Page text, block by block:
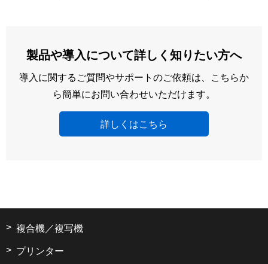
製品や導入について詳しく知りたい方へ
導入に関するご質問やサポートのご依頼は、こちらか
ら簡単にお問い合わせいただけます。
詳しくはこちら
複合機／複写機
プリンター